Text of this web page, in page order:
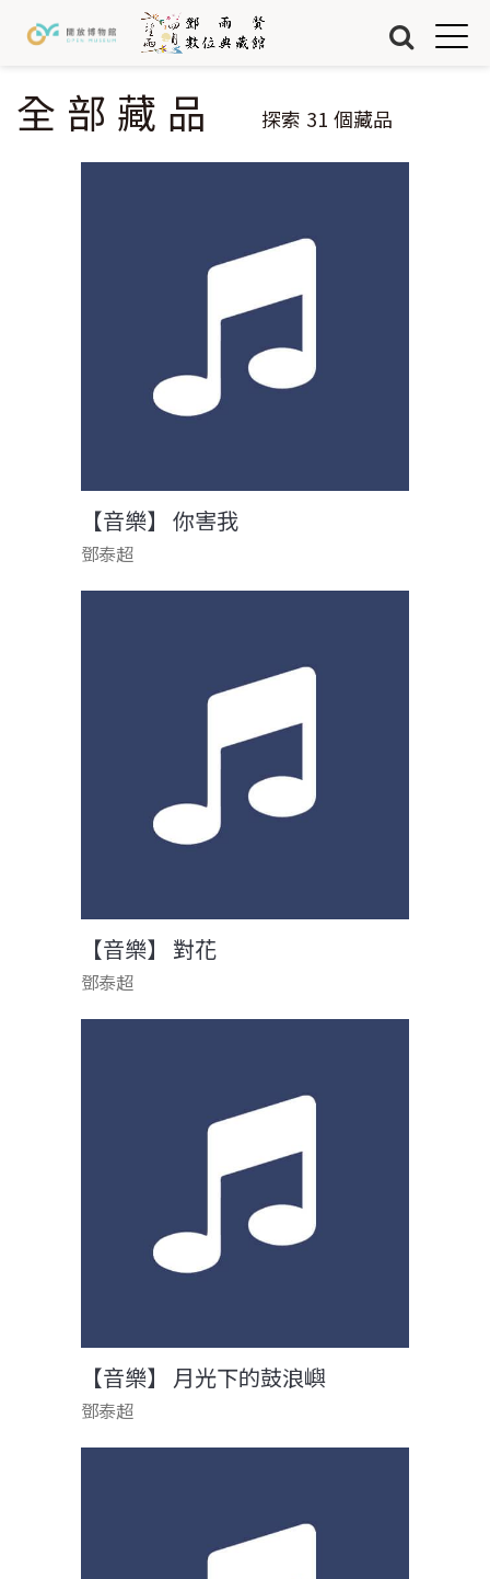
關於我們
Jump to Navigation
Jump to Main content
您在這裡
全部藏品 探索 31 個藏品
【音樂】 你害我
鄧泰超
【音樂】 對花
鄧泰超
【音樂】 月光下的鼓浪嶼
鄧泰超